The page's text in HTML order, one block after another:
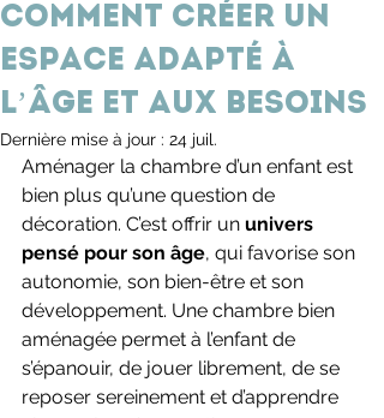
comment créer un
espace adapté à
l’âge et aux besoins
Dernière mise à jour : 24 juil.
Aménager la chambre d’un enfant est
bien plus qu’une question de
décoration. C’est offrir un univers
pensé pour son âge, qui favorise son
autonomie, son bien-être et son
développement. Une chambre bien
aménagée permet à l’enfant de
s’épanouir, de jouer librement, de se
reposer sereinement et d’apprendre